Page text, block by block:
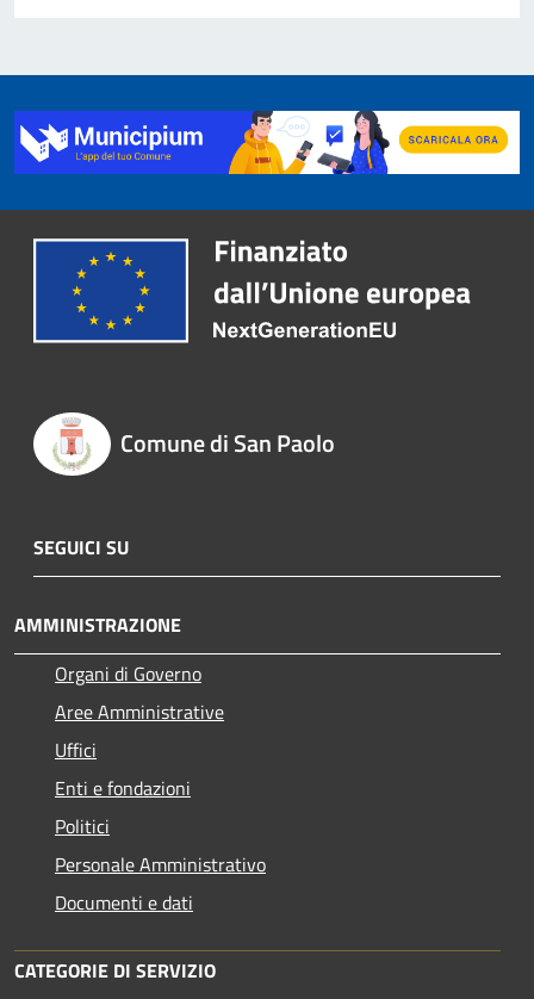
Comune di San Paolo
SEGUICI SU
AMMINISTRAZIONE
Organi di Governo
Aree Amministrative
Uffici
Enti e fondazioni
Politici
Personale Amministrativo
Documenti e dati
CATEGORIE DI SERVIZIO